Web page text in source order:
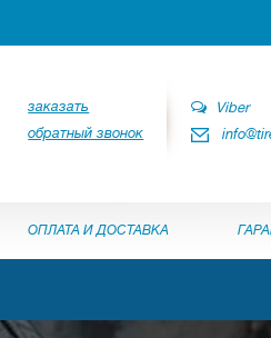
заказать
обратный звонок
Viber
ОПЛАТА И ДОСТАВКА